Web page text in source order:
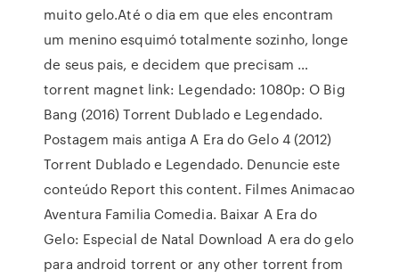
muito gelo.Até o dia em que eles encontram
um menino esquimó totalmente sozinho, longe
de seus pais, e decidem que precisam …
torrent magnet link: Legendado: 1080p: O Big
Bang (2016) Torrent Dublado e Legendado.
Postagem mais antiga A Era do Gelo 4 (2012)
Torrent Dublado e Legendado. Denuncie este
conteúdo Report this content. Filmes Animacao
Aventura Familia Comedia. Baixar A Era do
Gelo: Especial de Natal Download A era do gelo
para android torrent or any other torrent from